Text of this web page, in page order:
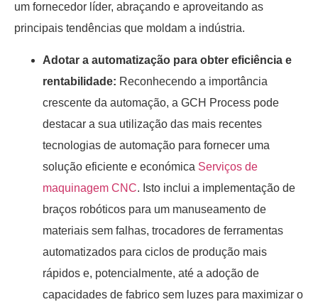
um fornecedor líder, abraçando e aproveitando as
principais tendências que moldam a indústria.
Adotar a automatização para obter eficiência e
rentabilidade: Reconhecendo a importância
crescente da automação, a GCH Process pode
destacar a sua utilização das mais recentes
tecnologias de automação para fornecer uma
solução eficiente e económica Serviços de
maquinagem CNC. Isto inclui a implementação de
braços robóticos para um manuseamento de
materiais sem falhas, trocadores de ferramentas
automatizados para ciclos de produção mais
rápidos e, potencialmente, até a adoção de
capacidades de fabrico sem luzes para maximizar o